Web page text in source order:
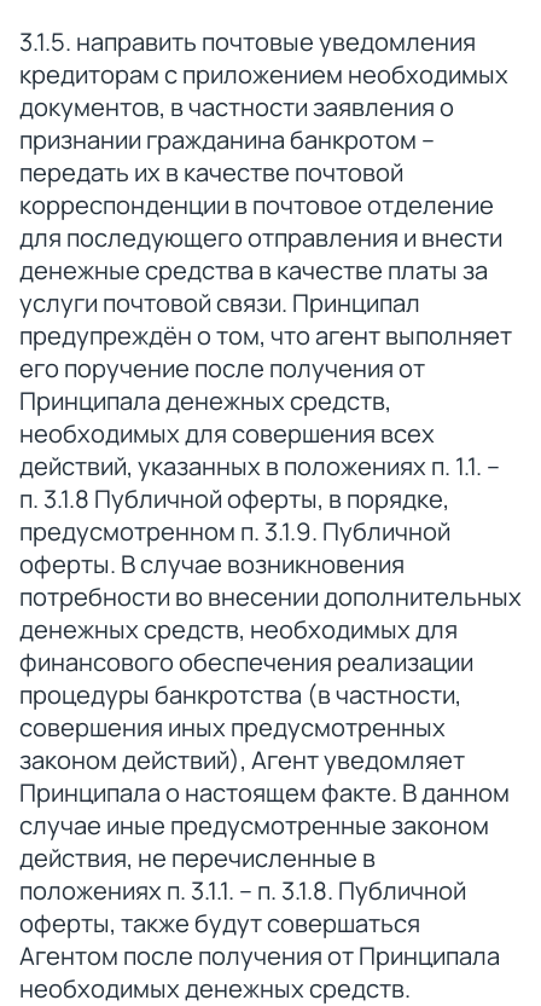
3.1.5. направить почтовые уведомления
кредиторам с приложением необходимых
документов, в частности заявления о
признании гражданина банкротом –
передать их в качестве почтовой
корреспонденции в почтовое отделение
для последующего отправления и внести
денежные средства в качестве платы за
услуги почтовой связи. Принципал
предупреждён о том, что агент выполняет
его поручение после получения от
Принципала денежных средств,
необходимых для совершения всех
действий, указанных в положениях п. 1.1. –
п. 3.1.8 Публичной оферты, в порядке,
предусмотренном п. 3.1.9. Публичной
оферты. В случае возникновения
потребности во внесении дополнительных
денежных средств, необходимых для
финансового обеспечения реализации
процедуры банкротства (в частности,
совершения иных предусмотренных
законом действий), Агент уведомляет
Принципала о настоящем факте. В данном
случае иные предусмотренные законом
действия, не перечисленные в
положениях п. 3.1.1. – п. 3.1.8. Публичной
оферты, также будут совершаться
Агентом после получения от Принципала
необходимых денежных средств.